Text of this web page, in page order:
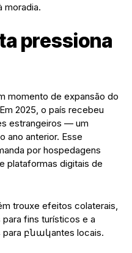
moradia.
pressiona
momento de expansão do
2025, o país recebeu
estrangeiros — um
ano anterior. Esse
por hospedagens
plataformas digitais de
trouxe efeitos colaterais,
fins turísticos e a
para բնակantes locais.